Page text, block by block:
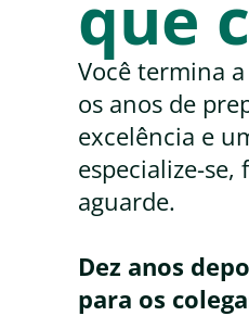
que
Você termina
os anos de
excelência e
especialize-
aguarde.
Dez anos
para os